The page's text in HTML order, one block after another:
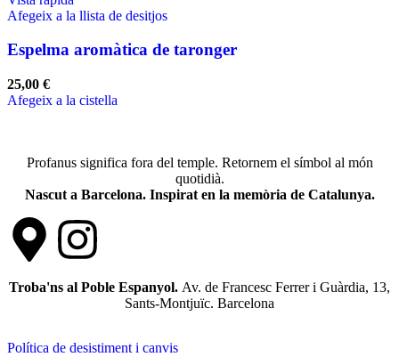
Afegeix a la llista de desitjos
Espelma aromàtica de taronger
25,00 €
Afegeix a la cistella
Profanus significa fora del temple. Retornem el símbol al món
quotidià.
Nascut a Barcelona. Inspirat en la memòria de Catalunya.
Troba'ns al Poble Espanyol. Av. de Francesc Ferrer i Guàrdia, 13,
Sants-Montjuïc. Barcelona
Política de desistiment i canvis